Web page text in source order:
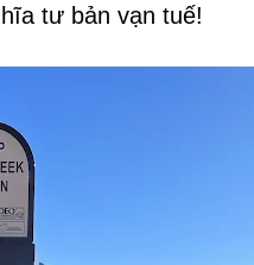
tư bản vạn tuế!